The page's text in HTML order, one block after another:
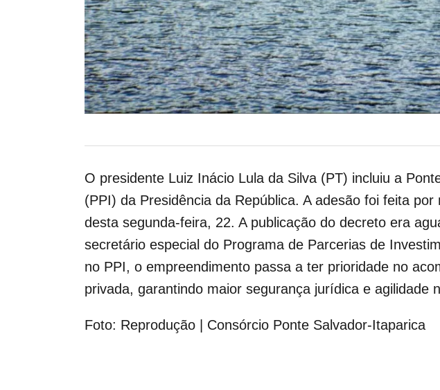
O presidente Luiz Inácio Lula da Silva (PT) incluiu a
(PPI) da Presidência da República. A adesão foi feita
desta segunda-feira, 22. A publicação do decreto era
secretário especial do Programa de Parcerias de
no PPI, o empreendimento passa a ter prioridade no
privada, garantindo maior segurança jurídica e agilidade
Foto: Reprodução | Consórcio Ponte Salvador-Itaparica